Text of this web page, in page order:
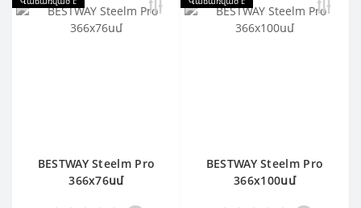
BESTWAY Steelm Pro
366х76սմ
BESTWAY Steelm Pro
366х100սմ